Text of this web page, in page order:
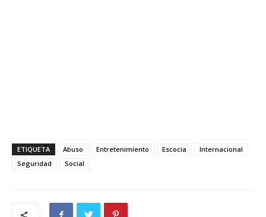
ETIQUETA Abuso Entretenimiento Escocia
Internacional
Seguridad
Social